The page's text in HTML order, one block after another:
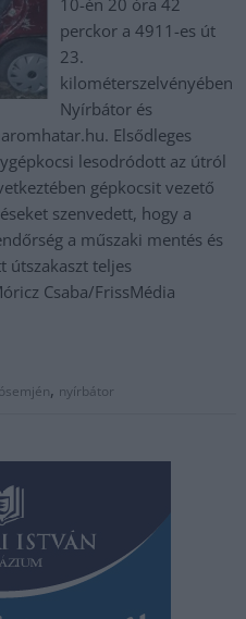
perckor a 4911-es út
23.
kilométerszelvényében
Nyírbátor és
Elsődleges
lesodródott az útról
gépkocsit vezető
szenvedett, hogy a
a műszaki mentés és
útszakaszt teljes
Csaba/FrissMédia
, nyírbátor